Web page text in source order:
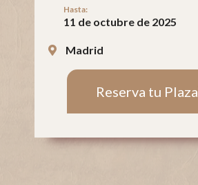
Hasta:
11 de octubre de 2025
Madrid
Reserva tu Plaza